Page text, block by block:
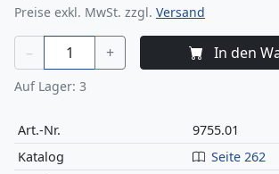
Preise exkl. MwSt. zzgl. Versand
– + In den
Auf Lager: 3
Art.-Nr.
9755.01
Katalog
Seite 262